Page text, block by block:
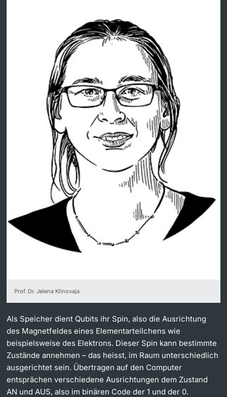
weitere Informationen
Dozierende
weitere Informationen
Prof. Dr. Jelena Klinovaja
Als Speicher dient Qubits ihr Spin, also die Ausrichtung
des Magnetfeldes eines Elementarteilchens wie
beispielsweise des Elektrons. Dieser Spin kann bestimmte
Zustände annehmen – das heisst, im Raum unterschiedlich
ausgerichtet sein. Übertragen auf den Computer
entsprächen verschiedene Ausrichtungen dem Zustand
AN und AUS, also im binären Code der 1 und der 0.